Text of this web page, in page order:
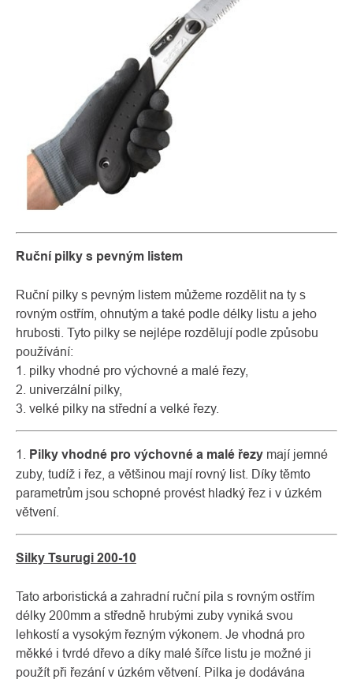
Ruční pilky s pevným listem
Ruční pilky s pevným listem můžeme rozdělit na ty s
rovným ostřím, ohnutým a také podle délky listu a jeho
hrubosti. Tyto pilky se nejlépe rozdělují podle způsobu
používání:
1. pilky vhodné pro výchovné a malé řezy,
2. univerzální pilky,
3. velké pilky na střední a velké řezy.
1. Pilky vhodné pro výchovné a malé řezy mají jemné
zuby, tudíž i řez, a většinou mají rovný list. Díky těmto
parametrům jsou schopné provést hladký řez i v úzkém
větvení.
Silky Tsurugi 200-10
Tato arboristická a zahradní ruční pila s rovným ostřím
délky 200mm a středně hrubými zuby vyniká svou
lehkostí a vysokým řezným výkonem. Je vhodná pro
měkké i tvrdé dřevo a díky malé šířce listu je možné ji
použít při řezání v úzkém větvení. Pilka je dodávána